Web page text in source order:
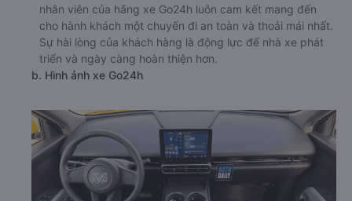
nhân viên của hãng xe Go24h luôn cam kết mang đến
cho hành khách một chuyến đi an toàn và thoải mái nhất.
Sự hài lòng của khách hàng là động lực để nhà xe phát
triển và ngày càng hoàn thiện hơn.
b. Hình ảnh xe Go24h